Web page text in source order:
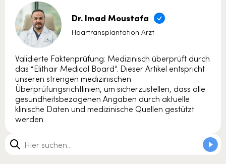
Dr. Imad Moustafa
Haartransplantation Arzt
Validierte Faktenprüfung: Medizinisch überprüft durch
das “Elithair Medical Board”. Dieser Artikel entspricht
unseren strengen medizinischen
Überprüfungsrichtlinien, um sicherzustellen, dass alle
gesundheitsbezogenen Angaben durch aktuelle
klinische Daten und medizinische Quellen gestützt
werden.